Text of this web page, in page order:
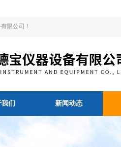
限公司！
们 新闻动态